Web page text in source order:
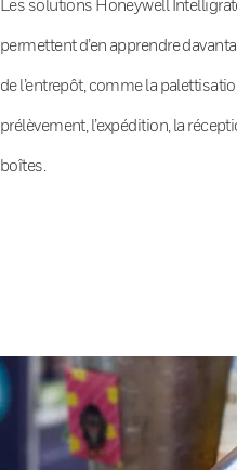
Les solutions Honeywell
permettent d’en apprendre
de l’entrepôt, comme la
prélèvement, l’expédition, la
boîtes.